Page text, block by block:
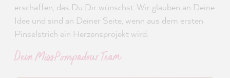
erschaffen, das Du Dir wünschst. Wir glauben an Deine
Idee und sind an Deiner Seite, wenn aus dem ersten
Pinselstrich ein Herzensprojekt wird.
Dein MissPompadour Team